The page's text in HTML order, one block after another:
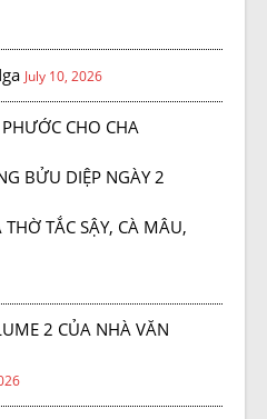
July 10, 2026
CHO CHA
BỬU DIỆP NGÀY 2
TẮC SẬY, CÀ MÂU,
2 CỦA NHÀ VĂN